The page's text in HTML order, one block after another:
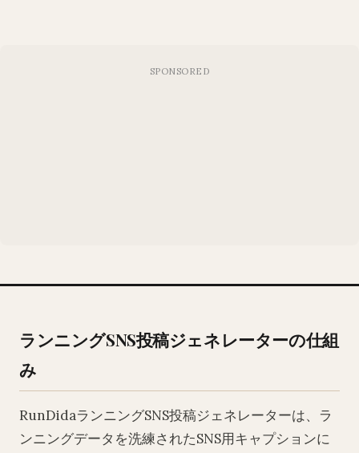
ランニングSNS投稿ジェネレーターの仕組
み
RunDidaランニングSNS投稿ジェネレーターは、ラ
ンニングデータを洗練されたSNS用キャプションに